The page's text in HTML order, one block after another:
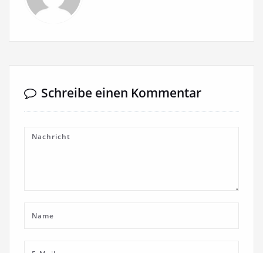
Schreibe einen Kommentar